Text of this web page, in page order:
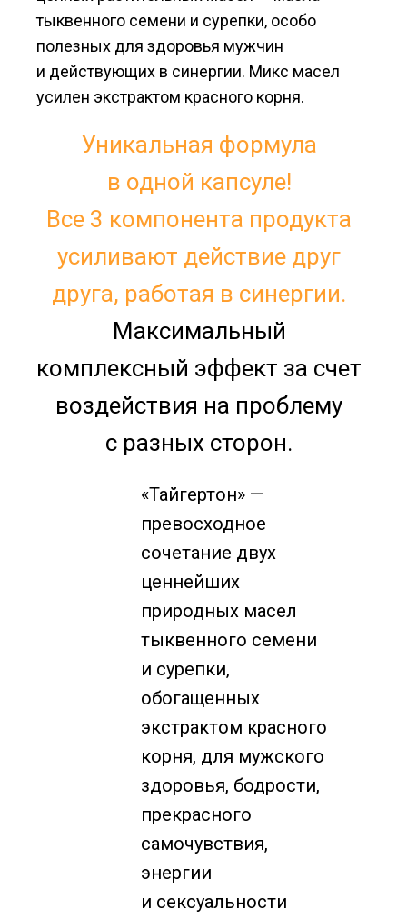
тыквенного семени и сурепки, особо
полезных для здоровья мужчин
и действующих в синергии. Микс масел
усилен экстрактом красного корня.
Уникальная формула
в одной капсуле!
Все 3 компонента продукта
усиливают действие друг
друга, работая в синергии.
Максимальный
комплексный эффект за счет
воздействия на проблему
с разных сторон.
«Тайгертон» —
превосходное
сочетание двух
ценнейших
природных масел
тыквенного семени
и сурепки,
обогащенных
экстрактом красного
корня, для мужского
здоровья, бодрости,
прекрасного
самочувствия,
энергии
и сексуальности